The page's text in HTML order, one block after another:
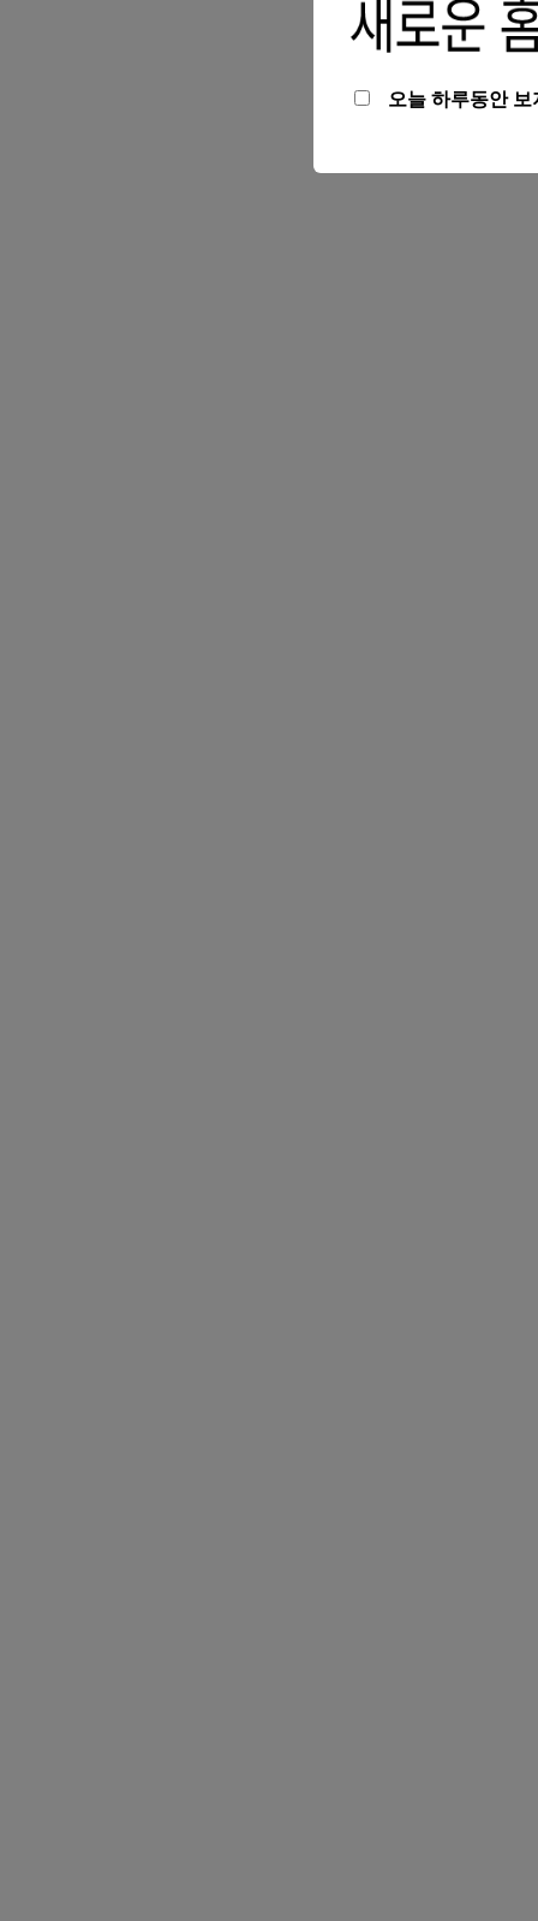
오늘 하루동안 보